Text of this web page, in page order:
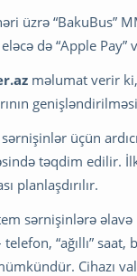
üzrə “BakuBus”
də “Apple
məlumat verir
sərnişinlər üçün
təqdim edilir.
planlaşdırılır.
sərnişinlərə əlavə
telefon, “ağıllı”
Cihazı